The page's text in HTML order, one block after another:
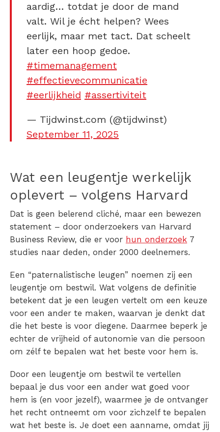
aardig… totdat je door de mand
valt. Wil je écht helpen? Wees
eerlijk, maar met tact. Dat scheelt
later een hoop gedoe.
#timemanagement
#effectievecommunicatie
#eerlijkheid #assertiviteit
— Tijdwinst.com (@tijdwinst)
September 11, 2025
Wat een leugentje werkelijk
oplevert – volgens Harvard
Dat is geen belerend cliché, maar een bewezen
statement – door onderzoekers van Harvard
Business Review, die er voor hun onderzoek 7
studies naar deden, onder 2000 deelnemers.
Een “paternalistische leugen” noemen zij een
leugentje om bestwil. Wat volgens de definitie
betekent dat je een leugen vertelt om een keuze
voor een ander te maken, waarvan je denkt dat
die het beste is voor diegene. Daarmee beperk je
echter de vrijheid of autonomie van die persoon
om zélf te bepalen wat het beste voor hem is.
Door een leugentje om bestwil te vertellen
bepaal je dus voor een ander wat goed voor
hem is (en voor jezelf), waarmee je de ontvanger
het recht ontneemt om voor zichzelf te bepalen
wat het beste is. Je doet een aanname, omdat jij